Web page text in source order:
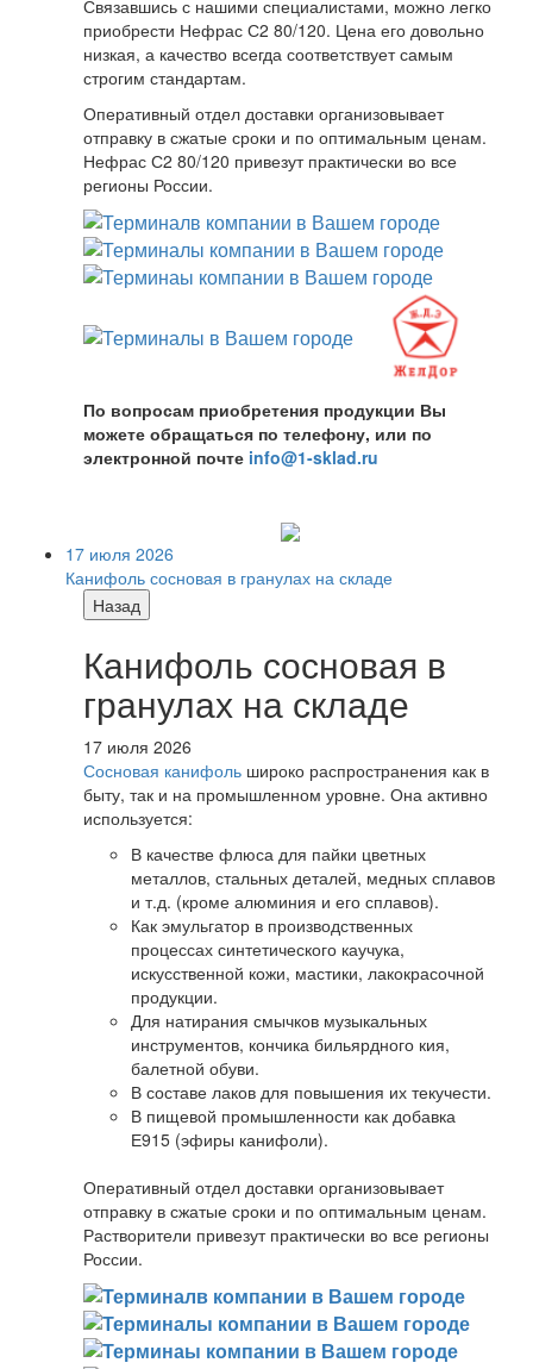
Связавшись с нашими специалистами, можно легко
приобрести Нефрас С2 80/120. Цена его довольно
низкая, а качество всегда соответствует самым
строгим стандартам.
Оперативный отдел доставки организовывает
отправку в сжатые сроки и по оптимальным ценам.
Нефрас С2 80/120 привезут практически во все
регионы России.
По вопросам приобретения продукции Вы
можете обращаться по телефону, или по
электронной почте info@1-sklad.ru
17 июля 2026
Канифоль сосновая в гранулах на складе
Назад
Канифоль сосновая в
гранулах на складе
17 июля 2026
Сосновая канифоль широко распространения как в
быту, так и на промышленном уровне. Она активно
используется:
В качестве флюса для пайки цветных
металлов, стальных деталей, медных сплавов
и т.д. (кроме алюминия и его сплавов).
Как эмульгатор в производственных
процессах синтетического каучука,
искусственной кожи, мастики, лакокрасочной
продукции.
Для натирания смычков музыкальных
инструментов, кончика бильярдного кия,
балетной обуви.
В составе лаков для повышения их текучести.
В пищевой промышленности как добавка
Е915 (эфиры канифоли).
Оперативный отдел доставки организовывает
отправку в сжатые сроки и по оптимальным ценам.
Растворители привезут практически во все регионы
России.